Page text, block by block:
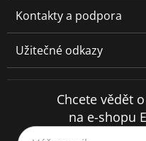
Kontakty a podpora
Užitečné odkazy
Chcete vědět
na e-shopu
Váš e-mail